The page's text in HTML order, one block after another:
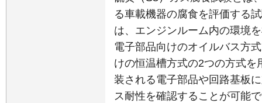
る車載機器の腐食を評価する
は、エンジンルーム内の環境
電子部品向けのオイルバス方
けの恒温槽方式の2つの方式
装される電子部品や回路基板
ス耐性を確認することが可能